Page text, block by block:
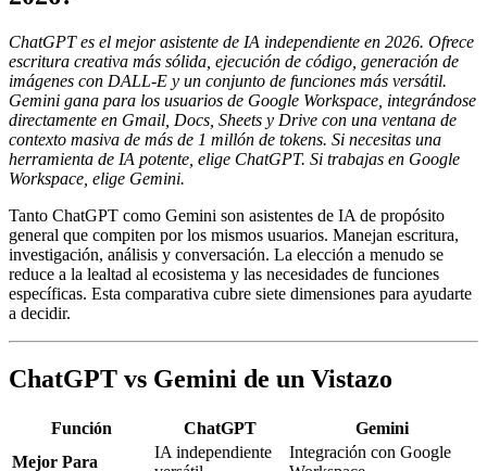
ChatGPT es el mejor asistente de IA independiente en 2026. Ofrece
escritura creativa más sólida, ejecución de código, generación de
imágenes con DALL-E y un conjunto de funciones más versátil.
Gemini gana para los usuarios de Google Workspace, integrándose
directamente en Gmail, Docs, Sheets y Drive con una ventana de
contexto masiva de más de 1 millón de tokens. Si necesitas una
herramienta de IA potente, elige ChatGPT. Si trabajas en Google
Workspace, elige Gemini.
Tanto ChatGPT como Gemini son asistentes de IA de propósito
general que compiten por los mismos usuarios. Manejan escritura,
investigación, análisis y conversación. La elección a menudo se
reduce a la lealtad al ecosistema y las necesidades de funciones
específicas. Esta comparativa cubre siete dimensiones para ayudarte
a decidir.
ChatGPT vs Gemini de un Vistazo
Función ChatGPT
Gemini
Mejor Para
IA independiente
Integración con Google